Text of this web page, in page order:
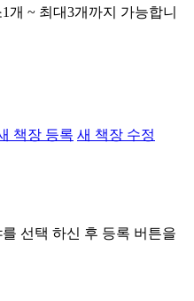
개 ~ 최대3개까지 가능합니
책장 등록 새 책장 수정
선택 하신 후 등록 버튼을